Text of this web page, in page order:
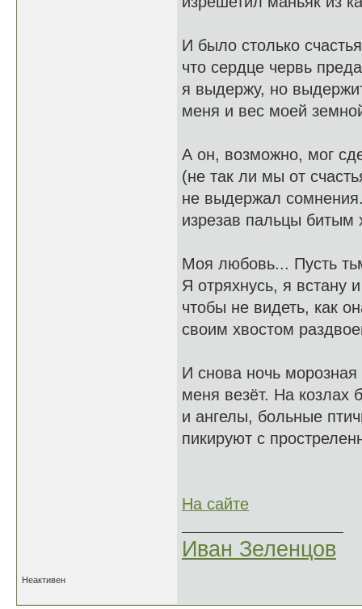
И было столько
что сердце червь
я выдержу, но
меня и вес моей
А он, возможно, мог
(не так ли мы от
не выдержал
изрезав пальцы битым
Моя любовь... Пусть
Я отряхнусь, я
чтобы не видеть, как
своим хвостом
И снова ночь морозная
меня везёт. На козлах
и ангелы, больные
пикируют с
На сайте
Иван Зеленцов
Неактивен